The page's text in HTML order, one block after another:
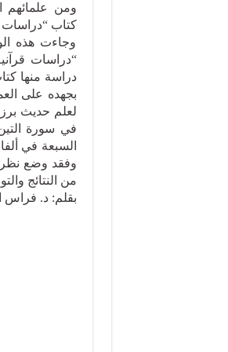
ومن علمائهم
كتاب “دراسات
وجاءت هذه
“دراسات
دراسة منها
بجهده على
لعلم حديث
في سورة
السبعة في
وفقد وضع
من النتائج
بقلم: د. فراس